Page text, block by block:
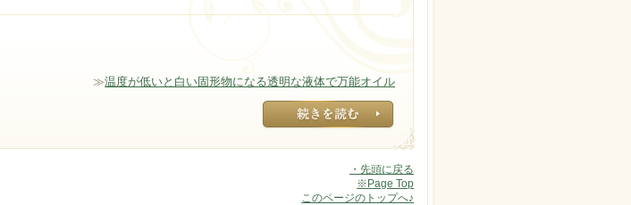
≫温度が低いと白い固形物になる透明な液体で万能オイル
・先頭に戻る
※Page Top
このページのトップへ♪